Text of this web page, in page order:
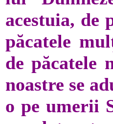
acestuia, de
păcatele
de păcatele
noastre se
o pe umerii